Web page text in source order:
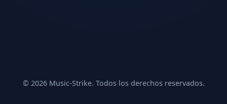
© 2026 Music-Strike. Todos los derechos reservados.